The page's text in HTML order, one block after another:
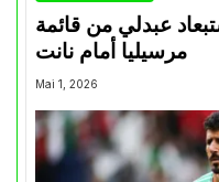
عبدلي من قائمة
مرسيليا أمام نانت
Mai 1, 2026